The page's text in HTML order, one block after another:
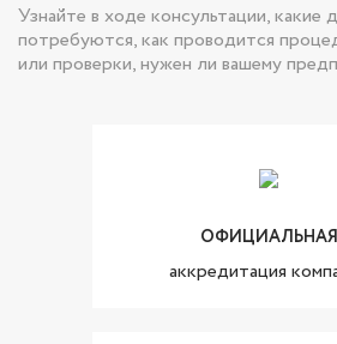
Узнайте в ходе консультации, какие
потребуются, как проводится
или проверки, нужен ли вашему
ОФИЦИАЛЬНАЯ
аккредитация